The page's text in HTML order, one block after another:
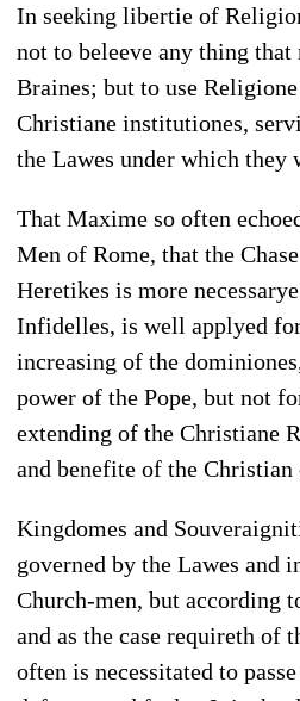
In seeking libertie of
not to beleeve any thing
Braines; but to use
Christiane institutiones,
the Lawes under which they
That Maxime so often
Men of Rome, that the
Heretikes is more
Infidelles, is well applyed
increasing of the
power of the Pope, but not
extending of the Christiane
and benefite of the
Kingdomes and
governed by the Lawes and
Church-men, but according
and as the case requireth of
often is necessitated to